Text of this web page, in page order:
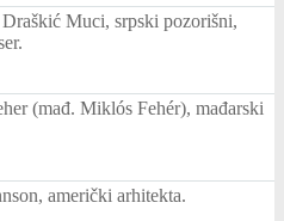
Muci, srpski pozorišni,
(mađ. Miklós Fehér), mađarski
američki arhitekta.